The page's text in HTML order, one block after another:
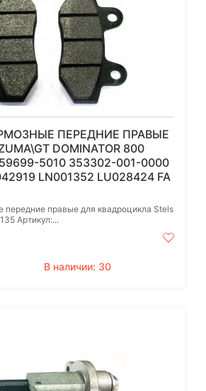
ПЕРЕДНИЕ ПРАВЫЕ
DOMINATOR 800
5010 353302-001-0000
LN001352 LU028424 FA
передние правые для квадроцикла Stels
Артикул:...
В наличии: 30